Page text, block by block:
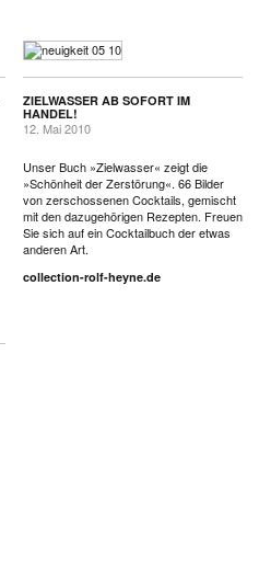
ZIELWASSER AB SOFORT IM
HANDEL!
12. Mai 2010
Unser Buch »Zielwasser« zeigt die
»Schönheit der Zerstörung«. 66 Bilder
von zerschossenen Cocktails, gemischt
mit den dazugehörigen Rezepten. Freuen
Sie sich auf ein Cocktailbuch der etwas
anderen Art.
collection-rolf-heyne.de